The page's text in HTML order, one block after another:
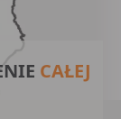
CAŁEJ